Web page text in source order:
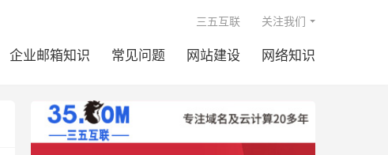
企业邮箱知识 常见问题 网站建设 网络知识
三五互联 关注我们